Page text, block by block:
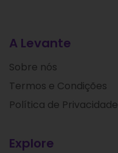
A Levante
Sobre nós
Termos e Condições
Política de Privacidade
Explore